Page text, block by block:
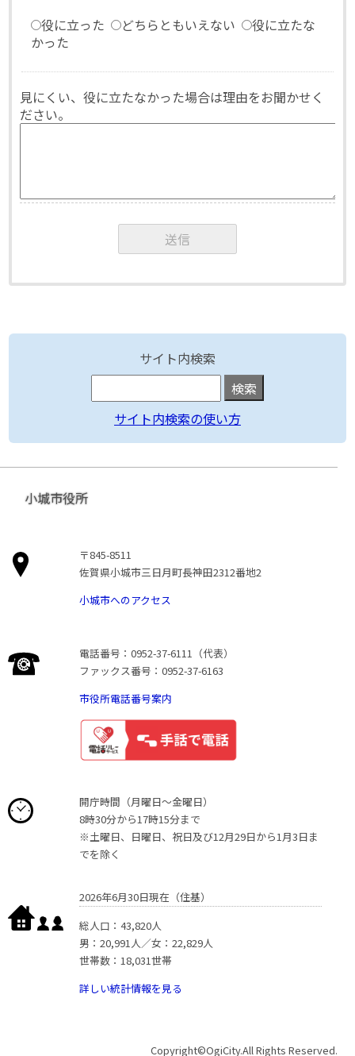
役に立った
どちらともいえない
役に立たな
かった
見にくい、役に立たなかった場合は理由をお聞かせく
ださい。
サイト内検索
サイト内検索の使い方
小城市役所
〒845-8511
佐賀県小城市三日月町長神田2312番地2
小城市へのアクセス
電話番号：0952-37-6111（代表）
ファックス番号：0952-37-6163
市役所電話番号案内
開庁時間（月曜日〜金曜日）
8時30分から17時15分まで
※土曜日、日曜日、祝日及び12月29日から1月3日ま
でを除く
2026年6月30日現在（住基）
総人口：43,820人
男：20,991人／女：22,829人
世帯数：18,031世帯
詳しい統計情報を見る
Copyright©OgiCity.All Rights Reserved.